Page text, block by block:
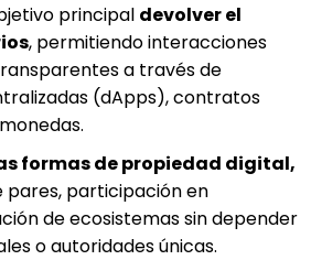
principal devolver el
, permitiendo interacciones
a través de
(dApps), contratos
formas de propiedad digital,
participación en
de ecosistemas sin depender
o autoridades únicas.